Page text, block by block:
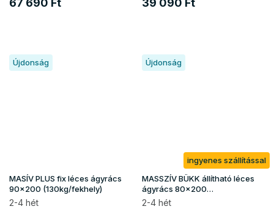
67 690 Ft 39 090 Ft
Újdonság
MASÍV PLUS fix léces ágyrács
90x200 (130kg/fekhely)
2-4 hét
Újdonság
ingyenes szállítással
MASSZÍV BÜKK állítható léces
ágyrács 80x200
(150kg/fekhely)
2-4 hét